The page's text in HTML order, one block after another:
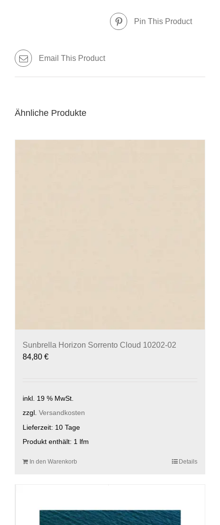
Pin This Product
Email This Product
Ähnliche Produkte
Sunbrella Horizon Sorrento Cloud 10202-02
84,80 €
inkl. 19 % MwSt.
zzgl. Versandkosten
Lieferzeit: 10 Tage
Produkt enthält: 1 lfm
In den Warenkorb Details